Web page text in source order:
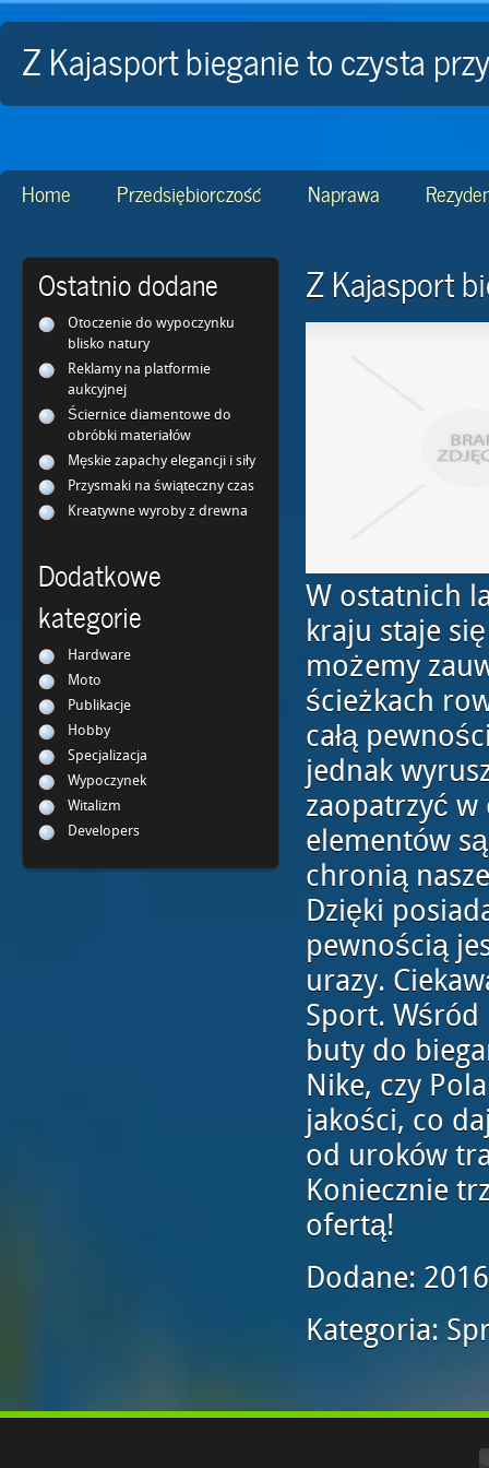
Z Kajasport bieganie to czysta
Home Przedsiębiorczość Naprawa
Ostatnio dodane
Otoczenie do wypoczynku
blisko natury
Reklamy na platformie
aukcyjnej
Ściernice diamentowe do
obróbki materiałów
Męskie zapachy elegancji i siły
Przysmaki na świąteczny czas
Kreatywne wyroby z drewna
Dodatkowe
kategorie
Hardware
Moto
Publikacje
Hobby
Specjalizacja
Wypoczynek
Witalizm
Developers
Z Kajasport
W ostatnich
kraju staje
możemy
ścieżkach
całą
jednak
zaopatrzyć w
elementów
chronią
Dzięki
pewnością
urazy.
Sport.
buty do
Nike, czy
jakości, co
od uroków
Koniecznie
ofertą!
Dodane:
Kategoria: